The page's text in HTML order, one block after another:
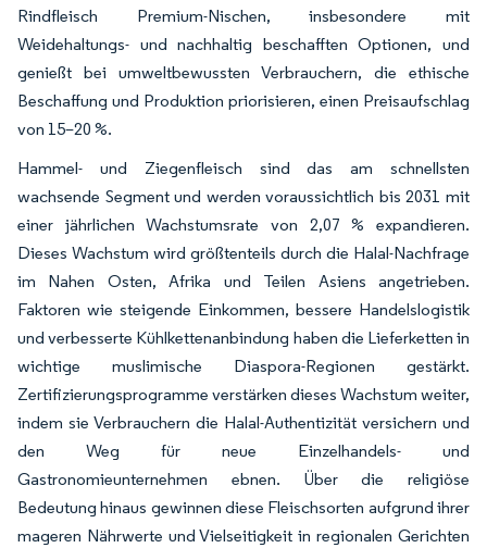
Rindfleisch Premium-Nischen, insbesondere mit
Weidehaltungs- und nachhaltig beschafften Optionen, und
genießt bei umweltbewussten Verbrauchern, die ethische
Beschaffung und Produktion priorisieren, einen Preisaufschlag
von 15–20 %.
Hammel- und Ziegenfleisch sind das am schnellsten
wachsende Segment und werden voraussichtlich bis 2031 mit
einer jährlichen Wachstumsrate von 2,07 % expandieren.
Dieses Wachstum wird größtenteils durch die Halal-Nachfrage
im Nahen Osten, Afrika und Teilen Asiens angetrieben.
Faktoren wie steigende Einkommen, bessere Handelslogistik
und verbesserte Kühlkettenanbindung haben die Lieferketten in
wichtige muslimische Diaspora-Regionen gestärkt.
Zertifizierungsprogramme verstärken dieses Wachstum weiter,
indem sie Verbrauchern die Halal-Authentizität versichern und
den Weg für neue Einzelhandels- und
Gastronomieunternehmen ebnen. Über die religiöse
Bedeutung hinaus gewinnen diese Fleischsorten aufgrund ihrer
mageren Nährwerte und Vielseitigkeit in regionalen Gerichten